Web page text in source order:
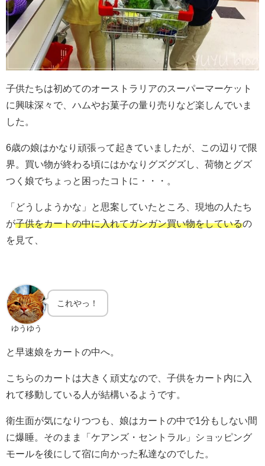
子供たちは初めてのオーストラリアのスーパーマーケット
に興味深々で、ハムやお菓子の量り売りなど楽しんでいま
した。
6歳の娘はかなり頑張って起きていましたが、この辺りで限
界。買い物が終わる頃にはかなりグズグズし、荷物とグズ
つく娘でちょっと困ったコトに・・・。
「どうしようかな」と思案していたところ、現地の人たち
が子供をカートの中に入れてガンガン買い物をしているの
を見て、
ゆうゆう
これやっ！
と早速娘をカートの中へ。
こちらのカートは大きく頑丈なので、子供をカート内に入
れて移動している人が結構いるようです。
衛生面が気になりつつも、娘はカートの中で1分もしない間
に爆睡。そのまま「ケアンズ・セントラル」ショッピング
モールを後にして宿に向かった私達なのでした。